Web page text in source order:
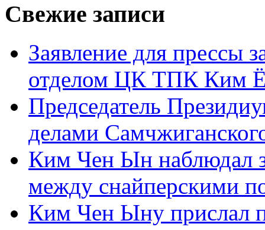
Свежие записи
Заявление для прессы
отделом ЦК ТПК Ким
Председатель
делами
Ким Чен Ын наблюдал
между снайперскими
Ким Чен Ыну прислал